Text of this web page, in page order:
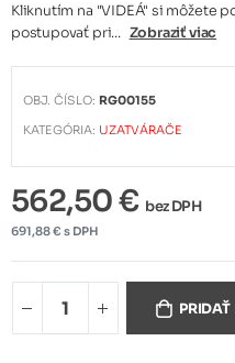
Kliknutím na "VIDEÁ" si môžete
postupovať pri... Zobraziť viac
OBJ. ČÍSLO: RG00155
KATEGÓRIA: UZATVÁRAČE
562,50 € bez DPH
691,88 € s DPH